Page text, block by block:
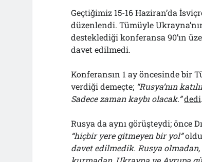
Geçtiğimiz 15-16 Haziran’da
düzenlendi. Tümüyle
desteklediği konferansa 90’ın
davet edilmedi.
Konferansın 1 ay öncesinde bir
verdiği demeçte; “Rusya’nın
Sadece zaman kaybı olacak.”dedi.
Rusya da aynı görüşteydi; önce
“hiçbir yere gitmeyen bir yol”
davet edilmedik. Rusya